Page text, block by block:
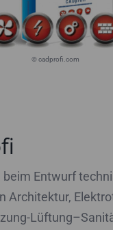
© cadprofi.com
Entwurf
Architektur,